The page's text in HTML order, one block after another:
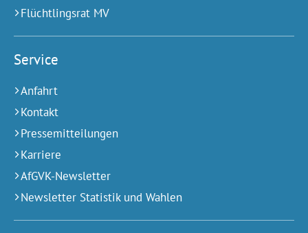
Flüchtlingsrat MV
Service
Anfahrt
Kontakt
Pressemitteilungen
Karriere
AfGVK-Newsletter
Newsletter Statistik und Wahlen